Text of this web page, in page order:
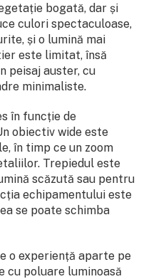
bogată, dar și
culori spectaculoase,
și o lumină mai
este limitat, însă
peisaj auster, cu
minimaliste.
în funcție de
obiectiv wide este
în timp ce un zoom
Trepiedul este
scăzută sau pentru
echipamentului este
se poate schimba
o experiență aparte pe
cu poluare luminoasă